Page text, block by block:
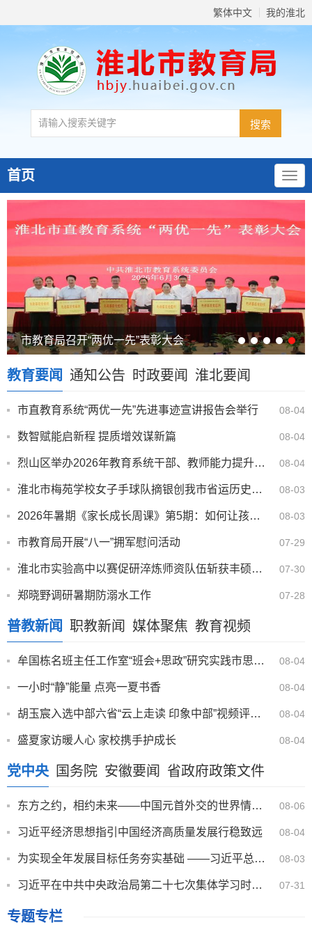
繁体中文 我的淮北
首页
市教育局召开“两优一先”表彰大会
教育要闻 通知公告 时政要闻 淮北要闻
市直教育系统“两优一先”先进事迹宣讲报告会举行 08-04
数智赋能启新程 提质增效谋新篇 08-04
烈山区举办2026年教育系统干部、教师能力提升培训班 08-04
淮北市梅苑学校女子手球队摘银创我市省运历史最佳 08-03
2026年暑期《家长成长周课》第5期：如何让孩子从要我学到我要学 08-03
市教育局开展“八一”拥军慰问活动 07-29
淮北市实验高中以赛促研淬炼师资队伍斩获丰硕成果 07-30
郑晓野调研暑期防溺水工作 07-28
普教新闻 职教新闻 媒体聚焦 教育视频
牟国栋名班主任工作室“班会+思政”研究实践市思政金课赛场 08-04
一小时“静”能量 点亮一夏书香 08-04
胡玉宸入选中部六省“云上走读 印象中部”视频评审并获奖 08-04
盛夏家访暖人心 家校携手护成长 08-04
党中央 国务院 安徽要闻 省政府政策文件
东方之约，相约未来——中国元首外交的世界情怀与大国气派 08-06
习近平经济思想指引中国经济高质量发展行稳致远 08-04
为实现全年发展目标任务夯实基础 ——习近平总书记引领“十五五”开局之年中国经济破浪前行 08-03
习近平在中共中央政治局第二十七次集体学习时强调 强化政治引领 深化创新发展 高质量推进国防和军队现代化 07-31
专题专栏